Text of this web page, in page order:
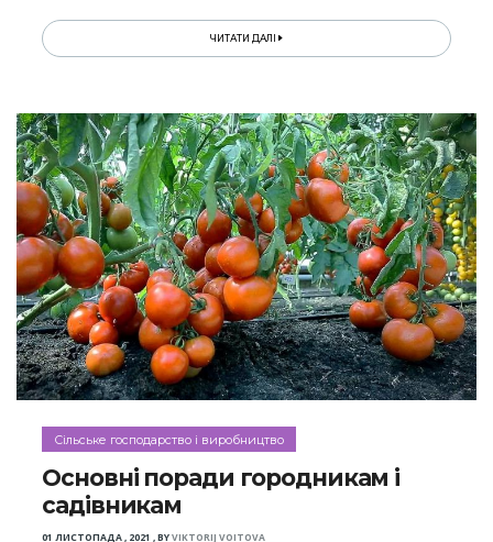
ЧИТАТИ ДАЛІ
Сільське господарство і виробництво
Основні поради городникам і
садівникам
01 ЛИСТОПАДА , 2021 ,BYVIKTORIJ VOITOVA